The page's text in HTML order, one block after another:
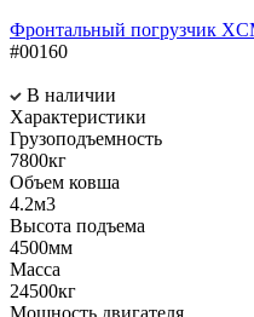
Фронтальный погрузчик
#00160
В наличии
Характеристики
Грузоподъемность
7800кг
Объем ковша
4.2м3
Высота подъема
4500мм
Масса
24500кг
Мощность двигателя